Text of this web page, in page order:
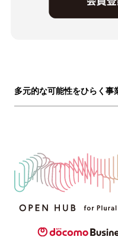
多元的な可能性をひらく事